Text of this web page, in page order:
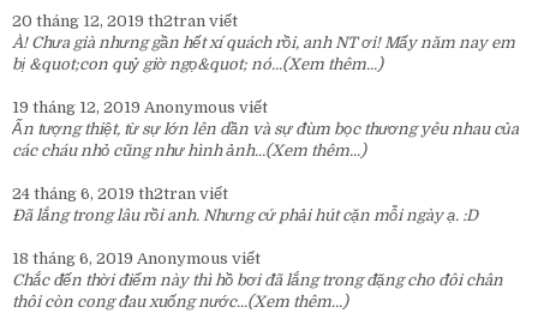
20 tháng 12, 2019 th2tran viết
À! Chưa già nhưng gần hết xí quách rồi, anh NT ơi! Mấy năm nay em
bị &quot;con quỷ giờ ngọ&quot; nó...(Xem thêm...)
19 tháng 12, 2019 Anonymous viết
Ấn tượng thiệt, từ sự lớn lên dần và sự đùm bọc thương yêu nhau của
các cháu nhỏ cũng như hình ảnh...(Xem thêm...)
24 tháng 6, 2019 th2tran viết
Đã lắng trong lâu rồi anh. Nhưng cứ phải hút cặn mỗi ngày ạ. :D
18 tháng 6, 2019 Anonymous viết
Chắc đến thời điểm này thì hồ bơi đã lắng trong đặng cho đôi chân
thôi còn cong đau xuống nước...(Xem thêm...)